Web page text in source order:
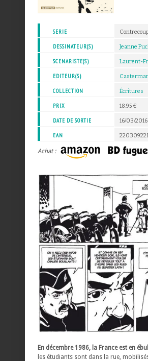
SERIE
DESSINATEUR(S) Jeanne
SCENARISTE(S) Laurent-
EDITEUR(S)
COLLECTION Écritures
PRIX 18.95 €
DATE DE SORTIE 16/03/2016
EAN
Achat :
En décembre 1986, la France est en
les étudiants sont dans la rue,